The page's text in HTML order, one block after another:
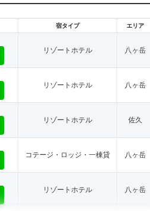
宿タイプ エリア
リゾートホテル 八ヶ岳
リゾートホテル 八ヶ岳
リゾートホテル 佐久
コテージ・ロッジ・一棟貸 八ヶ岳
リゾートホテル 八ヶ岳